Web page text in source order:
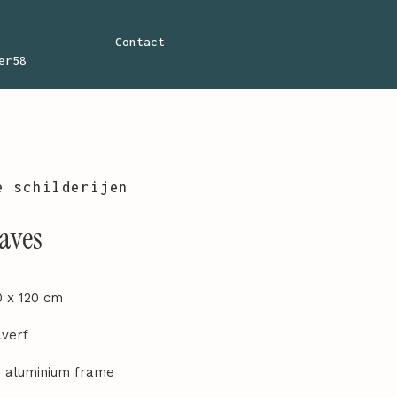
Contact
schilderijen
x 120 cm
aluminium frame